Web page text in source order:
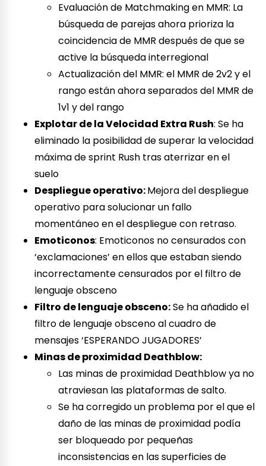
Evaluación de Matchmaking en MMR: La
búsqueda de parejas ahora prioriza la
coincidencia de MMR después de que se
active la búsqueda interregional
Actualización del MMR: el MMR de 2v2 y el
rango están ahora separados del MMR de
1v1 y del rango
Explotar de la Velocidad Extra Rush: Se ha
eliminado la posibilidad de superar la velocidad
máxima de sprint Rush tras aterrizar en el
suelo
Despliegue operativo:Mejora del despliegue
operativo para solucionar un fallo
momentáneo en el despliegue con retraso.
Emoticonos: Emoticonos no censurados con
‘exclamaciones’ en ellos que estaban siendo
incorrectamente censurados por el filtro de
lenguaje obsceno
Filtro de lenguaje obsceno:Se ha añadido el
filtro de lenguaje obsceno al cuadro de
mensajes ‘ESPERANDO JUGADORES’
Minas de proximidad Deathblow:
Las minas de proximidad Deathblow ya no
atraviesan las plataformas de salto.
Se ha corregido un problema por el que el
daño de las minas de proximidad podía
ser bloqueado por pequeñas
inconsistencias en las superficies de